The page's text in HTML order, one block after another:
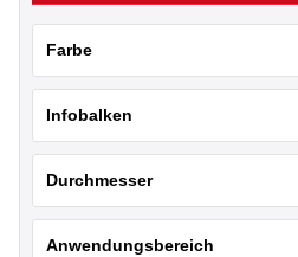
Farbe
Infobalken
Durchmesser
Anwendungsbereich